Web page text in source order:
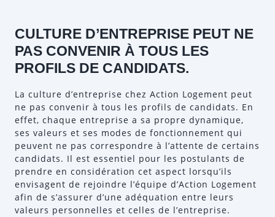
CULTURE D’ENTREPRISE PEUT NE
PAS CONVENIR À TOUS LES
PROFILS DE CANDIDATS.
La culture d’entreprise chez Action Logement peut
ne pas convenir à tous les profils de candidats. En
effet, chaque entreprise a sa propre dynamique,
ses valeurs et ses modes de fonctionnement qui
peuvent ne pas correspondre à l’attente de certains
candidats. Il est essentiel pour les postulants de
prendre en considération cet aspect lorsqu’ils
envisagent de rejoindre l’équipe d’Action Logement
afin de s’assurer d’une adéquation entre leurs
valeurs personnelles et celles de l’entreprise.